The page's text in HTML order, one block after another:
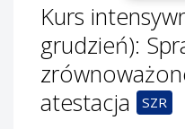
Kurs
grudzień):
atestacja
SZR